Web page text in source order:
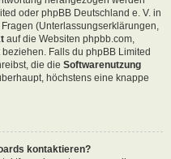
oder phpBB Deutschland e. V. in
(Unterlassungserklärungen,
auf die Websiten phpbb.com,
Falls du phpBB Limited
die die Softwarenutzung
höchstens eine knappe
kontaktieren?